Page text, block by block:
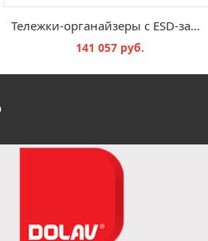
Тележки-органайзеры с ESD-защитой для ящиков для стеллажного хранения ESD SR.L.51509
141 057 руб.